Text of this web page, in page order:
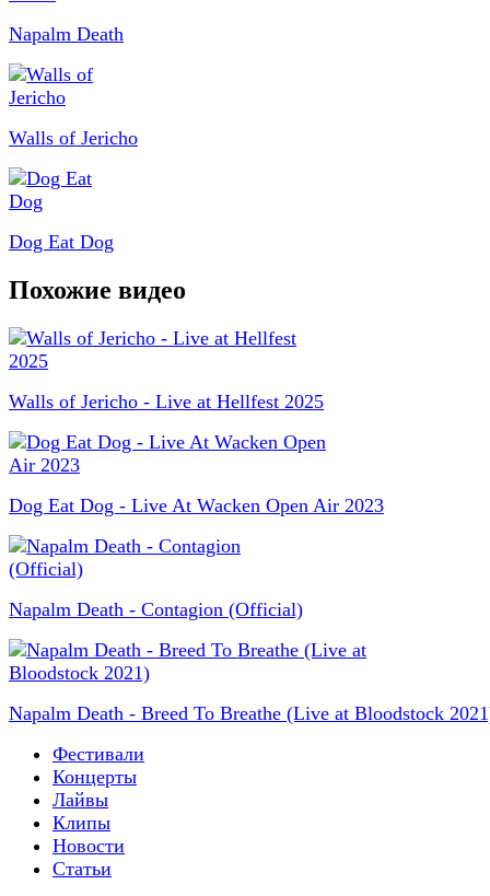
Napalm Death
Walls of Jericho
Dog Eat Dog
Похожие видео
Walls of Jericho - Live at Hellfest 2025
Dog Eat Dog - Live At Wacken Open Air 2023
Napalm Death - Contagion (Official)
Napalm Death - Breed To Breathe (Live at Bloodstock
Фестивали
Концерты
Лайвы
Клипы
Новости
Статьи